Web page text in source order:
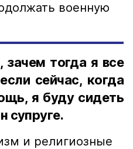
военную
зачем тогда я все
сейчас, когда
я буду сидеть
супруге.
и религиозные